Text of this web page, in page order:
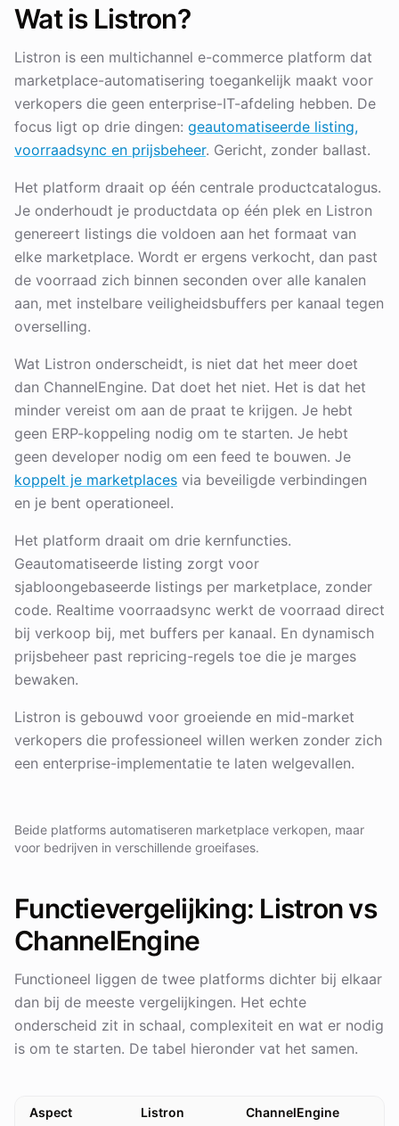
Wat is Listron?
Listron is een multichannel e-commerce platform dat
marketplace-automatisering toegankelijk maakt voor
verkopers die geen enterprise-IT-afdeling hebben. De
focus ligt op drie dingen: geautomatiseerde listing,
voorraadsync en prijsbeheer. Gericht, zonder ballast.
Het platform draait op één centrale productcatalogus.
Je onderhoudt je productdata op één plek en Listron
genereert listings die voldoen aan het formaat van
elke marketplace. Wordt er ergens verkocht, dan past
de voorraad zich binnen seconden over alle kanalen
aan, met instelbare veiligheidsbuffers per kanaal tegen
overselling.
Wat Listron onderscheidt, is niet dat het meer doet
dan ChannelEngine. Dat doet het niet. Het is dat het
minder vereist om aan de praat te krijgen. Je hebt
geen ERP-koppeling nodig om te starten. Je hebt
geen developer nodig om een feed te bouwen. Je
koppelt je marketplaces via beveiligde verbindingen
en je bent operationeel.
Het platform draait om drie kernfuncties.
Geautomatiseerde listing zorgt voor
sjabloongebaseerde listings per marketplace, zonder
code. Realtime voorraadsync werkt de voorraad direct
bij verkoop bij, met buffers per kanaal. En dynamisch
prijsbeheer past repricing-regels toe die je marges
bewaken.
Listron is gebouwd voor groeiende en mid-market
verkopers die professioneel willen werken zonder zich
een enterprise-implementatie te laten welgevallen.
Beide platforms automatiseren marketplace verkopen, maar
voor bedrijven in verschillende groeifases.
Functievergelijking: Listron vs
ChannelEngine
Functioneel liggen de twee platforms dichter bij elkaar
dan bij de meeste vergelijkingen. Het echte
onderscheid zit in schaal, complexiteit en wat er nodig
is om te starten. De tabel hieronder vat het samen.
Aspect Listron ChannelEngine